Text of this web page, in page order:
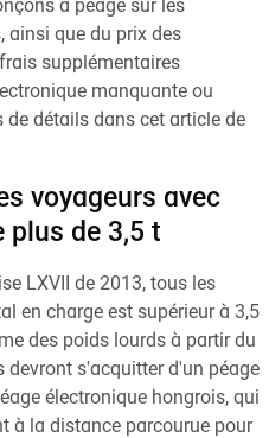
à péage sur les
ainsi que du prix des
supplémentaires
manquante ou
de détails dans cet article de
voyageurs avec
plus de 3,5 t
LXVII de 2013, tous les
en charge est supérieur à 3,5
des poids lourds à partir du
devront s'acquitter d'un péage
électronique hongrois, qui
à la distance parcourue pour